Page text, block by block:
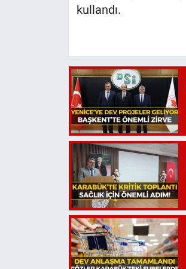
kullandı.